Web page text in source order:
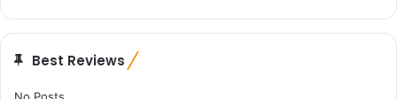
Best Reviews
No Posts